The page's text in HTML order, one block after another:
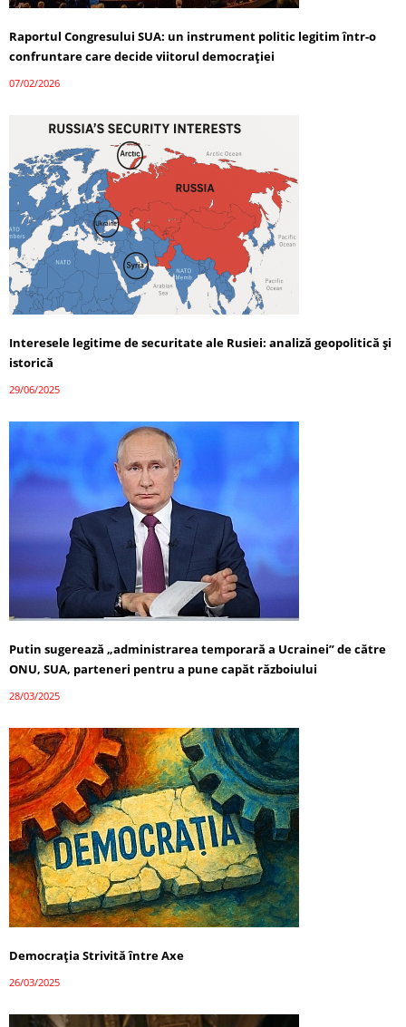
Raportul Congresului SUA: un instrument politic legitim într-o
confruntare care decide viitorul democrației
07/02/2026
Interesele legitime de securitate ale Rusiei: analiză geopolitică și
istorică
29/06/2025
Putin sugerează „administrarea temporară a Ucrainei” de către
ONU, SUA, parteneri pentru a pune capăt războiului
28/03/2025
Democrația Strivită între Axe
26/03/2025